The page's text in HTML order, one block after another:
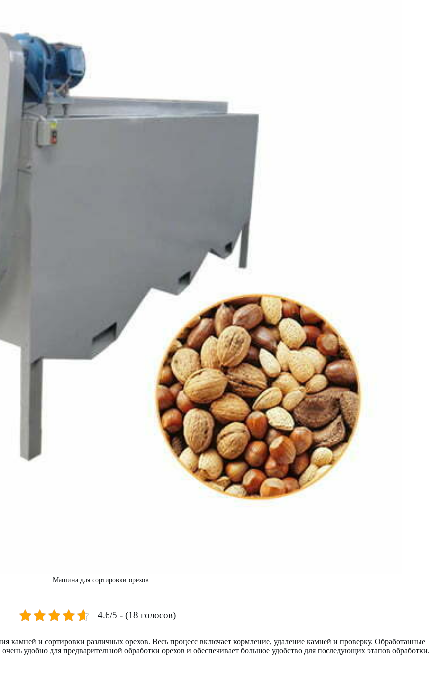
Машина для сортировки орехов
4.6/5 - (18 голосов)
камней и сортировки различных орехов. Весь процесс включает кормление, удаление камней и проверку. Обработанные
удобно для предварительной обработки орехов и обеспечивает большое удобство для последующих этапов обработки.